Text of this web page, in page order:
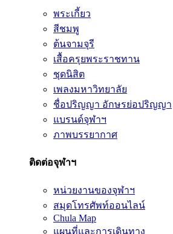
พระเกี้ยว
สีชมพู
ต้นจามจุรี
เสื้อครุยพระราชทาน
ชุดนิสิต
เพลงมหาวิทยาลัย
ชื่อปริญญา อักษรย่อปริญญา
แบรนด์จุฬาฯ
ภาพบรรยากาศ
ติดต่อจุฬาฯ
หน่วยงานของจุฬาฯ
สมุดโทรศัพท์ออนไลน์
Chula Map
แผนที่และการเดินทาง